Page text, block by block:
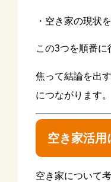
・空き家の現状
この3つを順番に
焦って結論を出
につながります。
空き家活用
空き家について